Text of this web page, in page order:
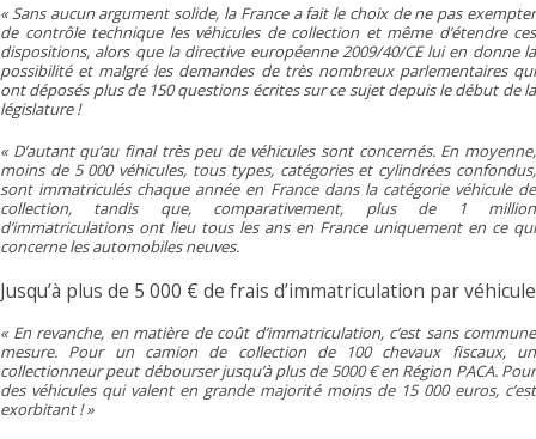
« Sans aucun argument solide, la France a fait le choix de ne pas exempter
de contrôle technique les véhicules de collection et même d’étendre ces
dispositions, alors que la directive européenne 2009/40/CE lui en donne la
possibilité et malgré les demandes de très nombreux parlementaires qui
ont déposés plus de 150 questions écrites sur ce sujet depuis le début de la
législature !
« D’autant qu’au final très peu de véhicules sont concernés. En moyenne,
moins de 5 000 véhicules, tous types, catégories et cylindrées confondus,
sont immatriculés chaque année en France dans la catégorie véhicule de
collection, tandis que, comparativement, plus de 1 million
d’immatriculations ont lieu tous les ans en France uniquement en ce qui
concerne les automobiles neuves.
Jusqu’à plus de 5 000 € de frais d’immatriculation par véhicule
« En revanche, en matière de coût d’immatriculation, c’est sans commune
mesure. Pour un camion de collection de 100 chevaux fiscaux, un
collectionneur peut débourser jusqu’à plus de 5000 € en Région PACA. Pour
des véhicules qui valent en grande majorité moins de 15 000 euros, c’est
exorbitant ! »